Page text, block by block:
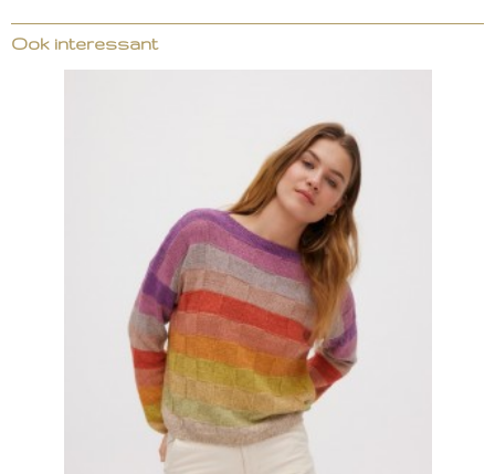
Ook interessant